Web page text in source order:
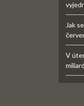
Jak
V